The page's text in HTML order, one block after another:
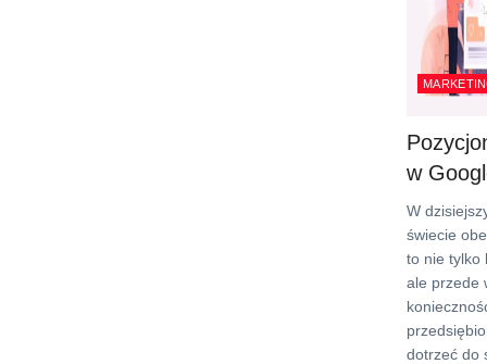
w
W
świecie
to nie tylko
ale przede
dotrzeć do